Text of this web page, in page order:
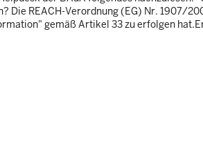
Die REACH-Verordnung (EG) Nr. 1907/
gemäß Artikel 33 zu erfolgen